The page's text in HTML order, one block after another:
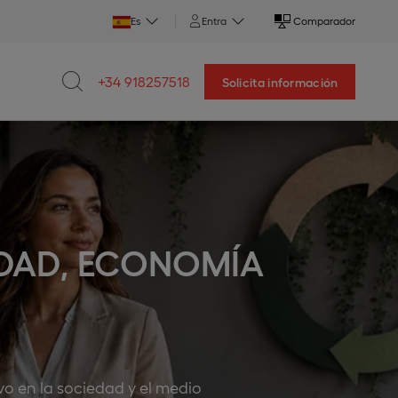
Es Entra Comparador
+34 918257518 Solicita información
ECONOMÍA
en la sociedad y el medio